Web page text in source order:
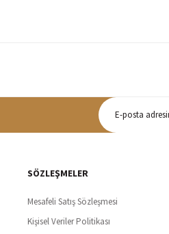
Tüm ürünlerde ücretsiz teslimat
SÖZLEŞMELER
Mesafeli Satış Sözleşmesi
Kişisel Veriler Politikası